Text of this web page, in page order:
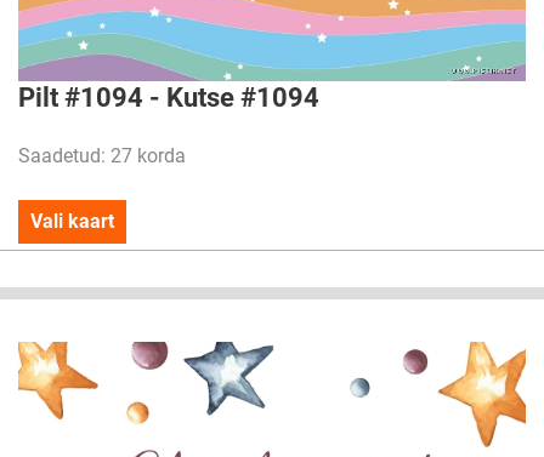
Pilt #1094 - Kutse #1094
Saadetud: 27 korda
Vali kaart